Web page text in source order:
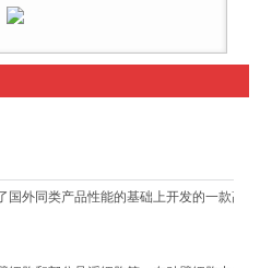
国外同类产品性能的基础上开发的一款高